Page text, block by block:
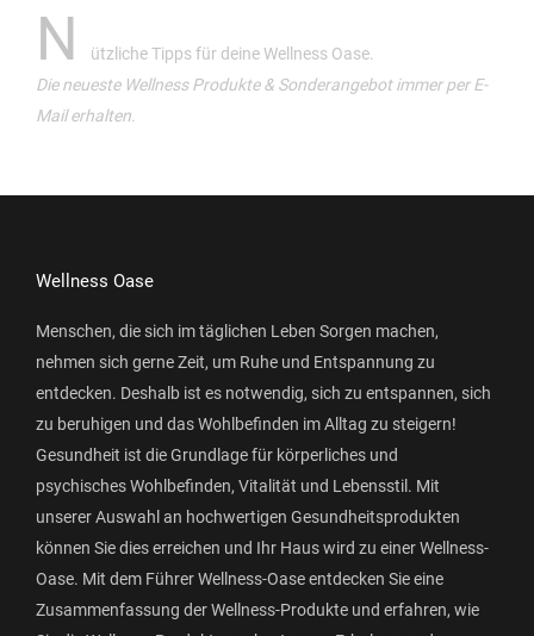
N
ützliche Tipps für deine Wellness Oase.
Die neueste Wellness Produkte & Sonderangebot immer per E-
Mail erhalten.
Wellness Oase
Menschen, die sich im täglichen Leben Sorgen machen,
nehmen sich gerne Zeit, um Ruhe und Entspannung zu
entdecken. Deshalb ist es notwendig, sich zu entspannen, sich
zu beruhigen und das Wohlbefinden im Alltag zu steigern!
Gesundheit ist die Grundlage für körperliches und
psychisches Wohlbefinden, Vitalität und Lebensstil. Mit
unserer Auswahl an hochwertigen Gesundheitsprodukten
können Sie dies erreichen und Ihr Haus wird zu einer Wellness-
Oase. Mit dem Führer Wellness-Oase entdecken Sie eine
Zusammenfassung der Wellness-Produkte und erfahren, wie